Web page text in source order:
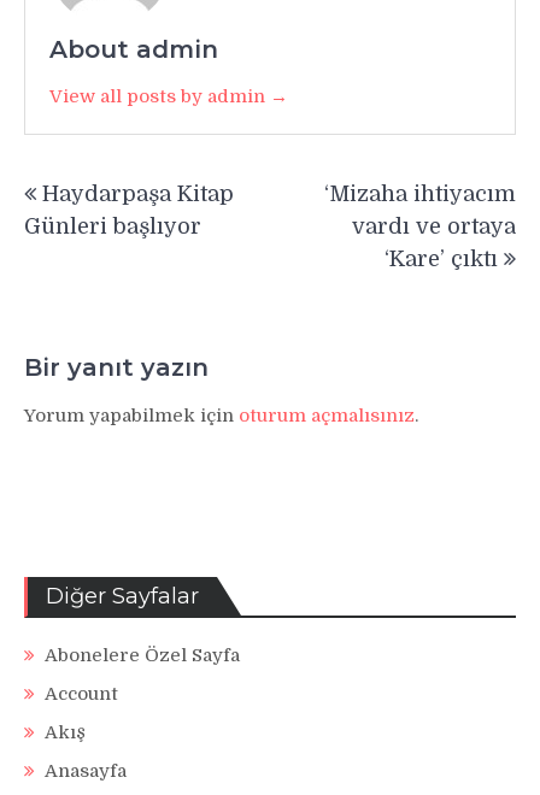
About admin
View all posts by admin →
gezinmesi
Haydarpaşa Kitap
Günleri başlıyor
‘Mizaha ihtiyacım
vardı ve ortaya
‘Kare’ çıktı
Bir yanıt yazın
Yorum yapabilmek için oturum açmalısınız.
Diğer Sayfalar
Abonelere Özel Sayfa
Account
Akış
Anasayfa